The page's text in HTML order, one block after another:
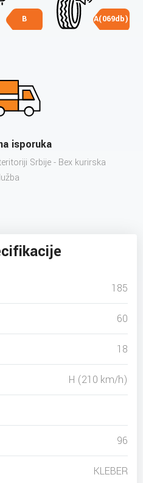
B A(069db)
isporuka
Srbije - Bex kurirska
185
60
18
H (210 km/h)
96
KLEBER